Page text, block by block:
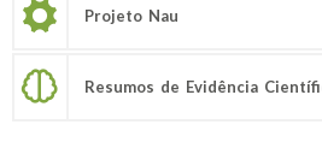
Projeto Nau
Resumos de Evidência